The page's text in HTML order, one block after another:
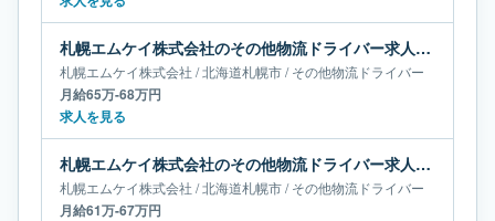
札幌エムケイ株式会社のその他物流ドライバー求人｜北海道札幌市｜月給65万-68万円
札幌エムケイ株式会社 /北海道札幌市/その他物流ドライバー
月給65万-68万円
求人を見る
札幌エムケイ株式会社のその他物流ドライバー求人｜北海道札幌市｜月給61万-67万円
札幌エムケイ株式会社 /北海道札幌市/その他物流ドライバー
月給61万-67万円